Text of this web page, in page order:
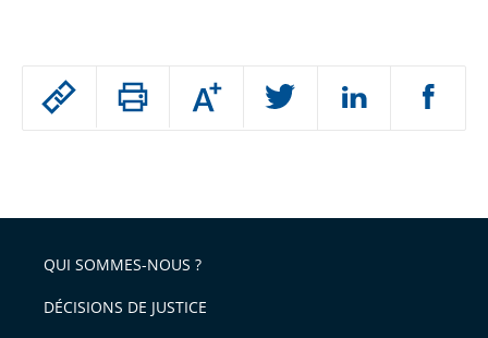
Passer
arriver
après
Augmenter
ou
l'article
pour
QUI SOMMES-NOUS ?
DÉCISIONS DE JUSTICE